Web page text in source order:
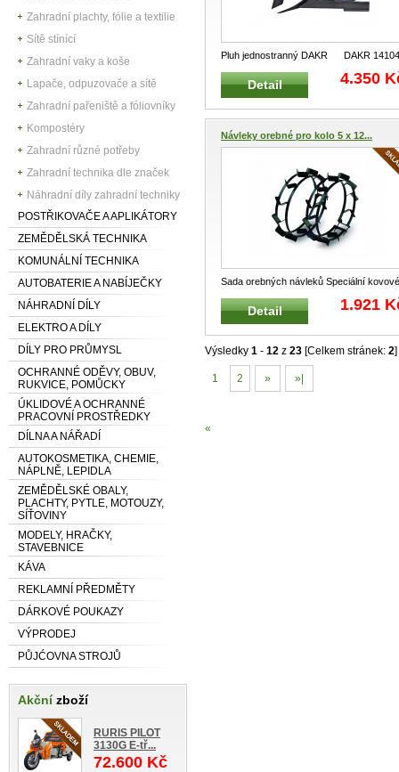
Zahradní plachty, fólie a textilie
Sítě stínící
Zahradní vaky a koše
Lapače, odpuzovače a sítě
Zahradní pařeniště a fóliovníky
Kompostéry
Zahradní různé potřeby
Zahradní technika dle značek
Náhradní díly zahradní techniky
POSTŘIKOVAČE A APLIKÁTORY
ZEMĚDĚLSKÁ TECHNIKA
KOMUNÁLNÍ TECHNIKA
AUTOBATERIE A NABÍJEČKY
NÁHRADNÍ DÍLY
ELEKTRO A DÍLY
DÍLY PRO PRŮMYSL
OCHRANNÉ ODĚVY, OBUV,
RUKVICE, POMŮCKY
ÚKLIDOVÉ A OCHRANNÉ
PRACOVNÍ PROSTŘEDKY
DÍLNA A NÁŘADÍ
AUTOKOSMETIKA, CHEMIE,
NÁPLNĚ, LEPIDLA
ZEMĚDĚLSKÉ OBALY,
PLACHTY, PYTLE, MOTOUZY,
SÍŤOVINY
MODELY, HRAČKY,
STAVEBNICE
KÁVA
REKLAMNÍ PŘEDMĚTY
DÁRKOVÉ POUKAZY
VÝPRODEJ
PŮJĆOVNA STROJŮ
Akčnízboží
RURIS PILOT
3130G E-tř...
72.600 Kč
Pluh jednostranný DAKR DAKR
Jednostranný pravý pluh
Detail 4.350
Návleky orebné pro kolo 5 x 12...
Sada orebných návleků Speciální kovové
návleky na kola tažných náprav
Detail 1.921
Výsledky 1 - 12 z 23 [Celkem stránek: 2]
1 2 » »|
«